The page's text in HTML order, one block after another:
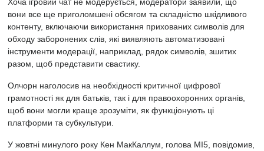
вони все ще приголомшені обсягом та складністю шкідливого
контенту, включаючи використання прихованих символів для
обходу заборонених слів, які виявляють автоматизовані
інструменти модерації, наприклад, рядок символів, зшитих
разом, щоб представити свастику.
Олчорн наголосив на необхідності критичної цифрової
грамотності як для батьків, так і для правоохоронних органів,
щоб вони могли краще зрозуміти, як функціонують ці
платформи та субкультури.
У жовтні минулого року Кен МакКаллум, голова MI5, повідомив,